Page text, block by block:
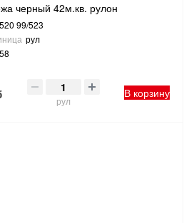
черный 42м.кв. рулон
99/523
рул
рул
В корзину